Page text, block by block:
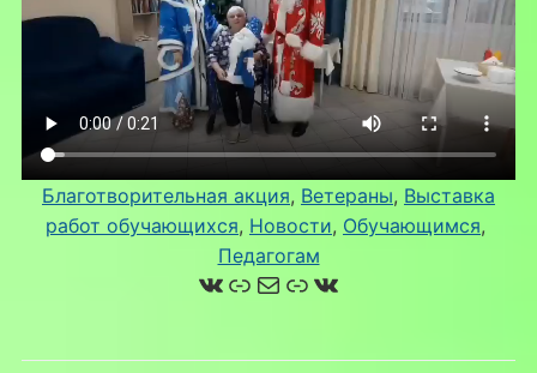
Благотворительная акция, Ветераны, Выставка
работ обучающихся, Новости, Обучающимся
Педагогам
ВКонтакте
Ссылка
Почта
Ссылка
ВКонтакте